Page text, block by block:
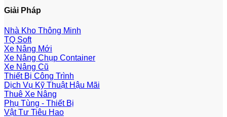
Giải Pháp
Nhà Kho Thông Minh
TQ Soft
Xe Nâng Mới
Xe Nâng Chụp Container
Xe Nâng Cũ
Thiết Bị Công Trình
Dịch Vụ Kỹ Thuật Hậu Mãi
Thuê Xe Nâng
Phụ Tùng - Thiết Bị
Vật Tư Tiêu Hao